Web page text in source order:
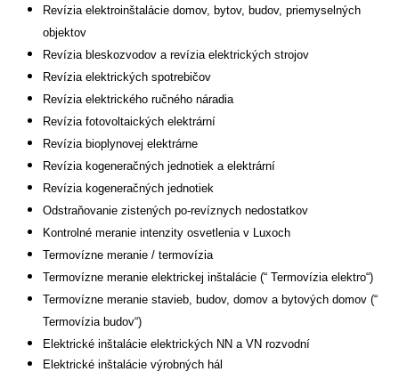
Revízia elektroinštalácie domov, bytov, budov, priemyselných
objektov
Revízia bleskozvodov a revízia elektrických strojov
Revízia elektrických spotrebičov
Revízia elektrického ručného náradia
Revízia fotovoltaických elektrární
Revízia bioplynovej elektrárne
Revízia kogeneračných jednotiek a elektrární
Revízia kogeneračných jednotiek
Odstraňovanie zistených po-revíznych nedostatkov
Kontrolné meranie intenzity osvetlenia v Luxoch
Termovízne meranie / termovízia
Termovízne meranie elektrickej inštalácie (“ Termovízia elektro“)
Termovízne meranie stavieb, budov, domov a bytových domov (“
Termovízia budov“)
Elektrické inštalácie elektrických NN a VN rozvodní
Elektrické inštalácie výrobných hál